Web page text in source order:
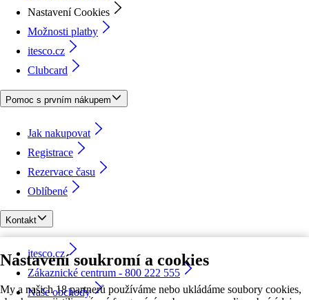
Nastavení soukromí a cookies
My a našich 18 partnerů používáme nebo ukládáme soubory cookies,
Nastavení Cookies
Možnosti platby
itesco.cz
Clubcard
Pomoc s prvním nákupem
Jak nakupovat
Registrace
Rezervace času
Oblíbené
Kontakt
itesco.cz
Zákaznické centrum - 800 222 555
Naše obchody